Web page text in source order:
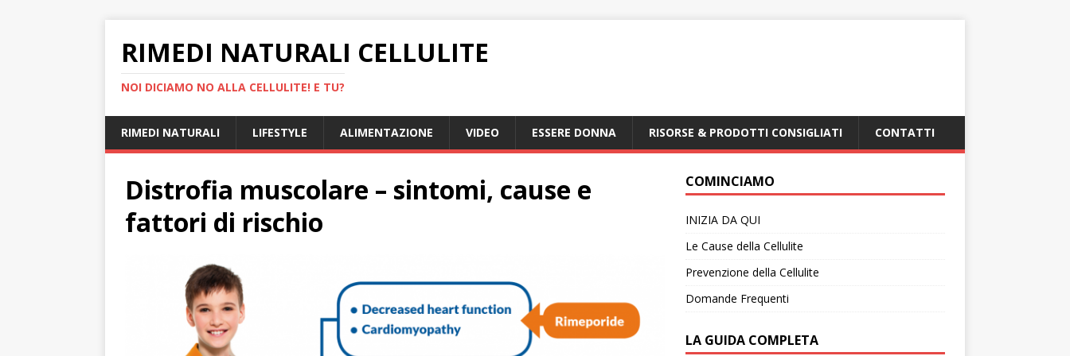
RIMEDI NATURALI CELLULITE
NOI DICIAMO NO ALLA CELLULITE! E TU?
RIMEDI NATURALI LIFESTYLE ALIMENTAZIONE VIDEO ESSERE DONNA RISORSE & PRODOTTI CONSIGLIATI CONTATTI
Distrofia muscolare – sintomi, cause e
fattori di rischio
COMINCIAMO
INIZIA DA QUI
Le Cause della Cellulite
Prevenzione della Cellulite
Domande Frequenti
LA GUIDA COMPLETA